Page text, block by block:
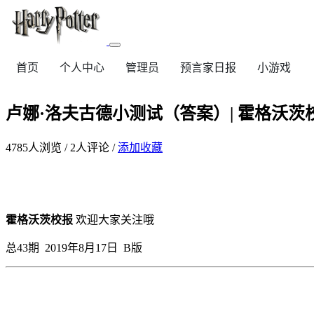
首页 个人中心 管理员 预言家日报 小游戏
卢娜·洛夫古德小测试（答案）| 霍格沃茨
4785人浏览 / 2人评论 /添加收藏
霍格沃茨校报 欢迎大家关注哦
总43期 2019年8月17日 B版